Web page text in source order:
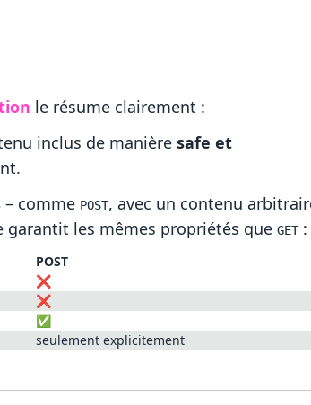
le résume clairement :
inclus de manière safe et
– comme POST, avec un contenu
garantit les mêmes propriétés que GET:
POST
❌
❌
✅
seulement explicitement